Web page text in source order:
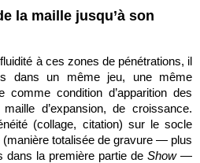
la maille jusqu’à son
à ces zones de pénétrations, il
dans un même jeu, une même
condition d’apparition des
d’expansion, de croissance.
(collage, citation) sur le socle
(manière totalisée de gravure — plus
dans la première partie de Show—